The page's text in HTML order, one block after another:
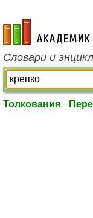
academic.ru
Словари и
Толкования